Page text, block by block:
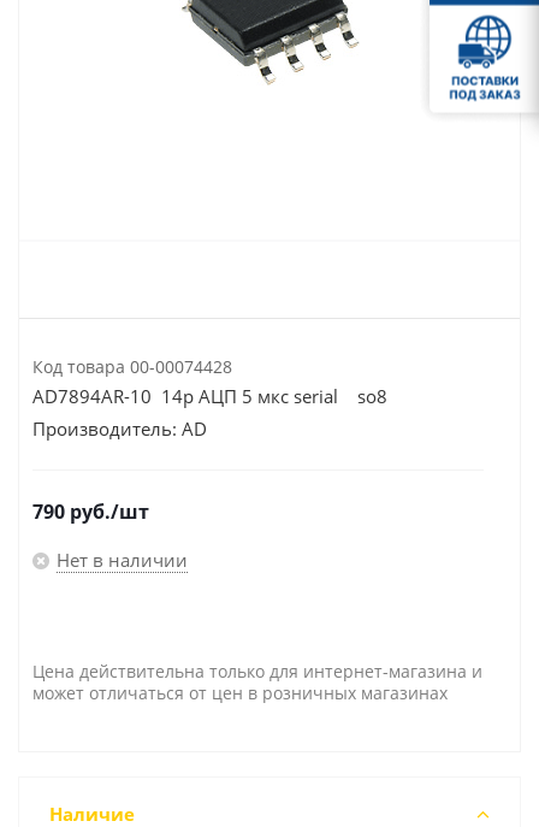
Код товара 00-00074428
AD7894AR-10 14р АЦП 5 мкс serial so8
Производитель: AD
790 руб./шт
Нет в наличии
Цена действительна только для интернет-магазина и
может отличаться от цен в розничных магазинах
Наличие